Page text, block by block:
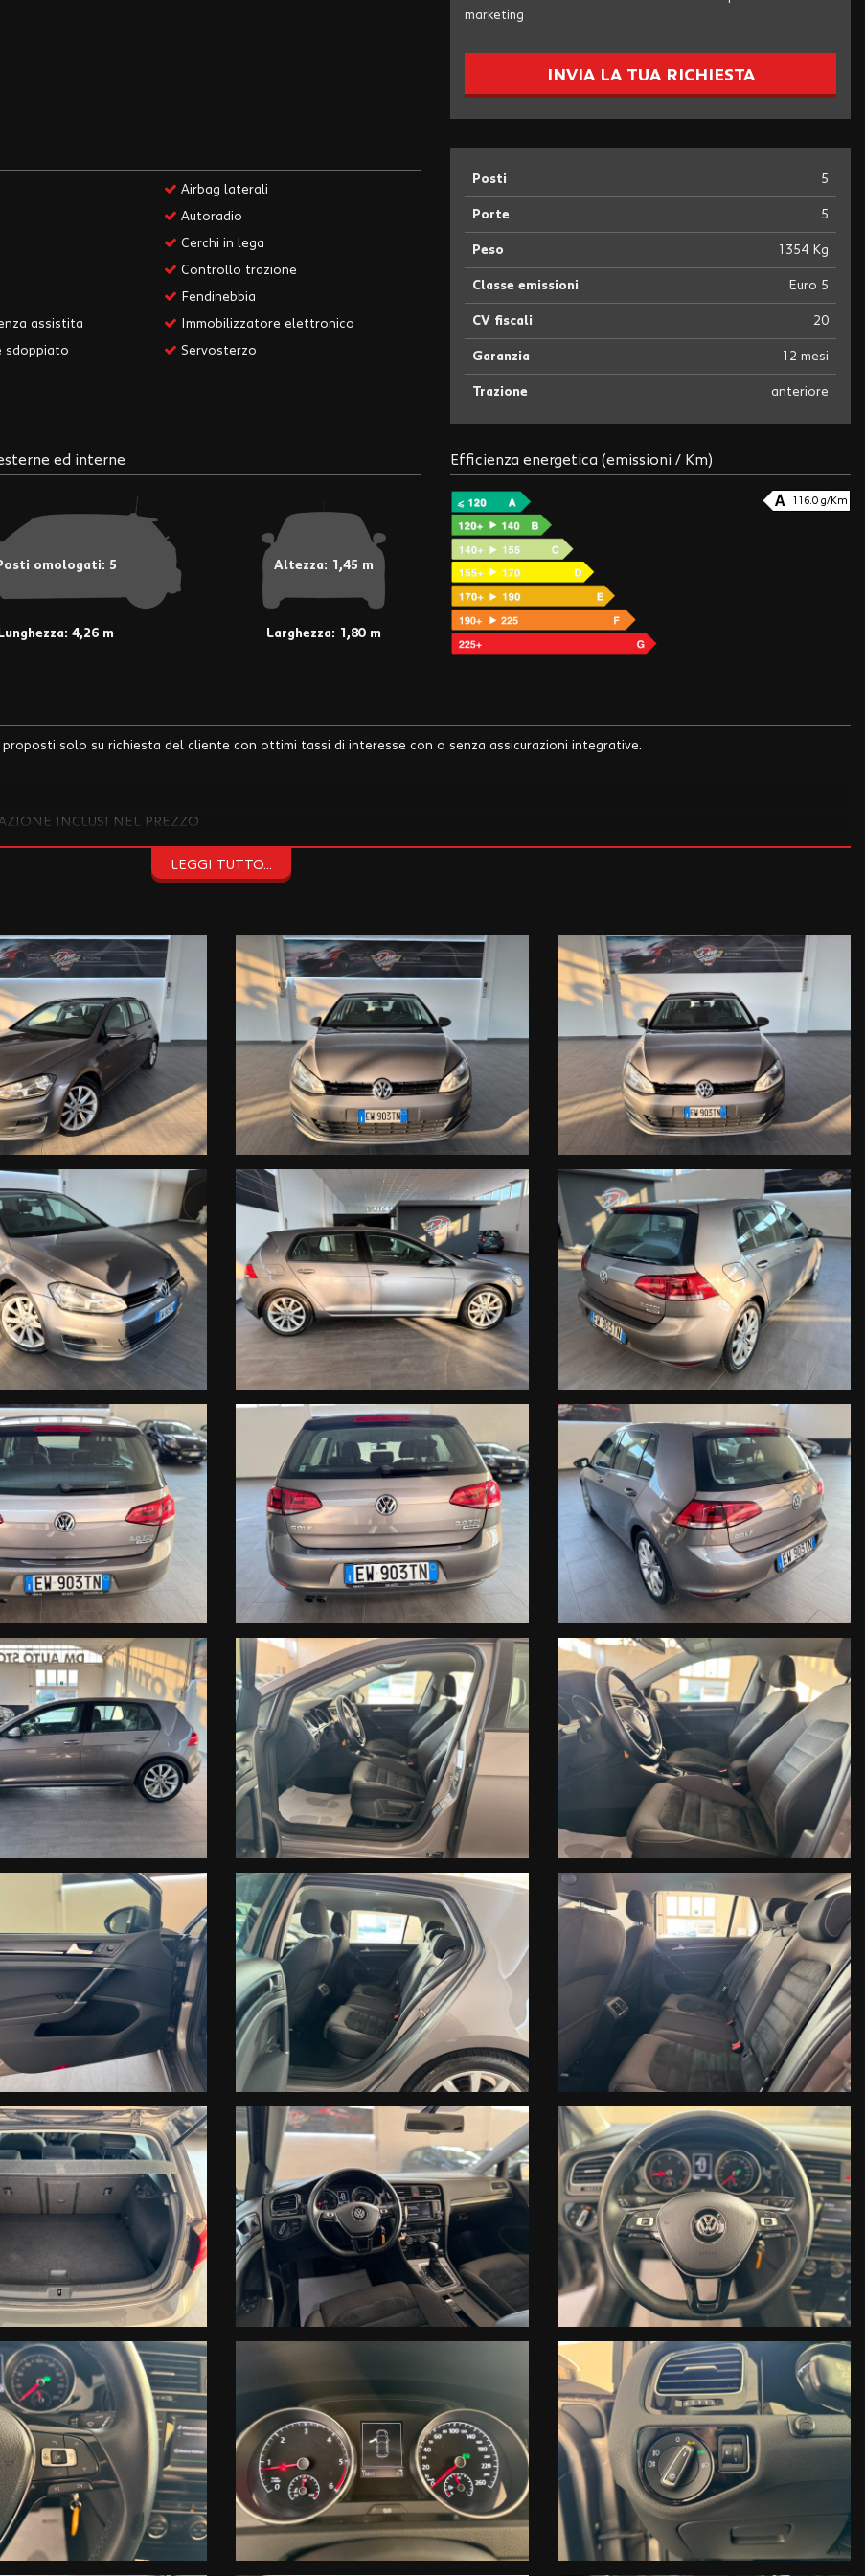
marketing
INVIA LA TUA RICHIESTA
assistita
sdoppiato
Airbag laterali
Autoradio
Cerchi in lega
Controllo trazione
Fendinebbia
Immobilizzatore elettronico
Servosterzo
Posti 5
Porte 5
Peso 1354 Kg
Classe emissioni Euro 5
CV fiscali 20
Garanzia 12 mesi
Trazione anteriore
ed interne
omologati: 5
4,26 m
Altezza: 1,45 m
Larghezza: 1,80 m
Efficienza energetica (emissioni / Km)
116.0 g/Km
solo su richiesta del cliente con ottimi tassi di interesse con o senza assicurazioni integrative.
INCLUSI NEL PREZZO
numeri di seguito indicati:
potrebbero non coincidere con
dei dati pubblicati dai diversi
incongruenze, che non
LEGGI TUTTO...